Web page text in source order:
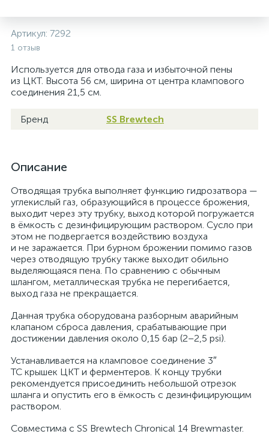
Артикул: 7292
1 отзыв
Используется для отвода газа и избыточной пены
из ЦКТ. Высота 56 см, ширина от центра клампового
соединения 21,5 см.
Бренд SS Brewtech
Описание
Отводящая трубка выполняет функцию гидрозатвора —
углекислый газ, образующийся в процессе брожения,
выходит через эту трубку, выход которой погружается
в ёмкость с дезинфицирующим раствором. Сусло при
этом не подвергается воздействию воздуха
и не заражается. При бурном брожении помимо газов
через отводящую трубку также выходит обильно
выделяющаяся пена. По сравнению с обычным
шлангом, металлическая трубка не перегибается,
выход газа не прекращается.
Данная трубка оборудована разборным аварийным
клапаном сброса давления, срабатывающие при
достижении давления около 0,15 бар (2–2,5 psi).
Устанавливается на кламповое соединение 3″
TC крышек ЦКТ и ферментеров. К концу трубки
рекомендуется присоединить небольшой отрезок
шланга и опустить его в ёмкость с дезинфицирующим
раствором.
Совместима с SS Brewtech Chronical 14 Brewmaster.